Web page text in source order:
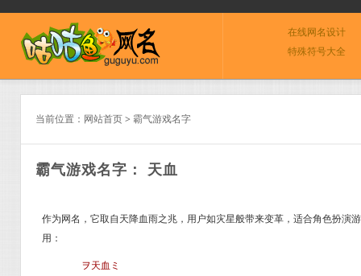
在线网名设计
特殊符号大全
当前位置： 网站首页> 霸气游戏名字
霸气游戏名字： 天血
作为网名，它取自天降血雨之兆，用户如灾星般带来变革，适合角色扮演
用：
ヲ天血ミ